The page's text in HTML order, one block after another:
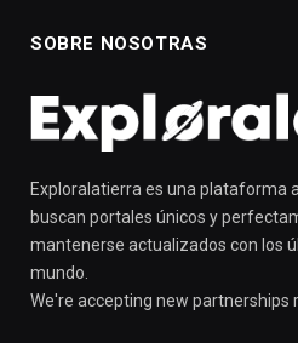
SOBRE NOSOTRAS
Exploralatierra es una plataforma
buscan portales únicos y
mantenerse actualizados con los
mundo.
We're accepting new partnerships